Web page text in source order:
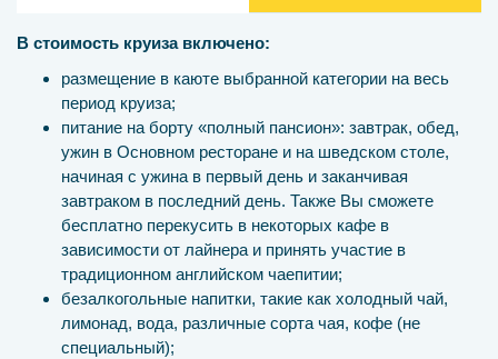
В стоимость круиза включено:
размещение в каюте выбранной категории на весь
период круиза;
питание на борту «полный пансион»: завтрак, обед,
ужин в Основном ресторане и на шведском столе,
начиная с ужина в первый день и заканчивая
завтраком в последний день. Также Вы сможете
бесплатно перекусить в некоторых кафе в
зависимости от лайнера и принять участие в
традиционном английском чаепитии;
безалкогольные напитки, такие как холодный чай,
лимонад, вода, различные сорта чая, кофе (не
специальный);